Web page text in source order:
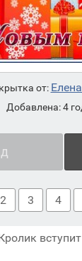
от:
Добавлена: 4
2 3 4